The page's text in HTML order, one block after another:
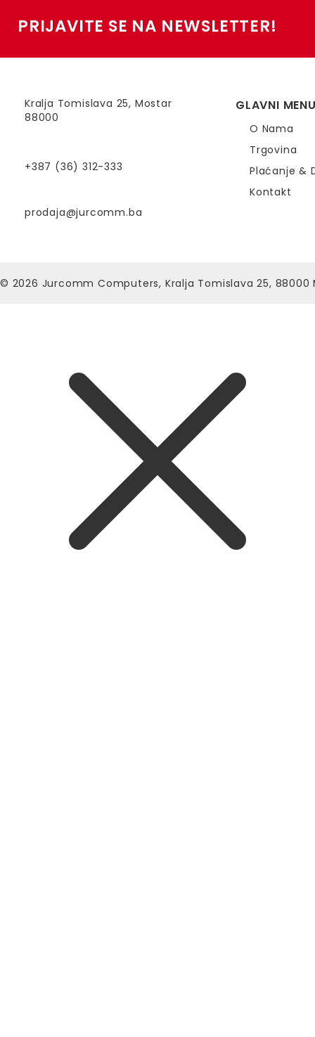
PRIJAVITE SE NA NEWSLETTER!
Kralja Tomislava 25, Mostar
88000
+387 (36) 312-333
prodaja@jurcomm.ba
GLAVNI
O Nama
Trgovina
Plaćanje &
Kontakt
© 2026 Jurcomm Computers, Kralja Tomislava 25, 88000